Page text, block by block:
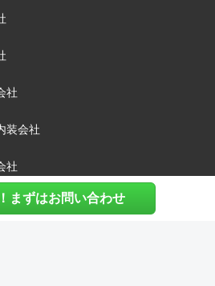
まずはお問い合わせ
社
装会社
社